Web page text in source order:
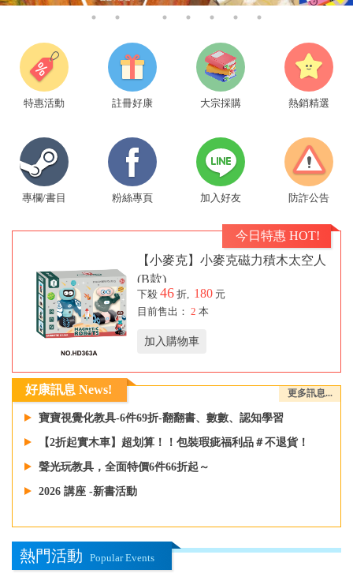
特惠活動 註冊好康 大宗採購 熱銷精選
專欄/書目 粉絲專頁 加入好友 防詐公告
今日特惠 HOT!
【小麥克】小麥克磁力積木太空人
(B款)
下殺 46 折, 180 元
目前售出： 2 本
加入購物車
好康訊息 News! 更多訊息...
寶寶視覺化教具-6件69折-翻翻書、數數、認知學習
【2折起實木車】超划算！！包裝瑕疵福利品＃不退貨！
聲光玩教具，全面特價6件66折起～
2026 講座 -新書活動
熱門活動 Popular Events